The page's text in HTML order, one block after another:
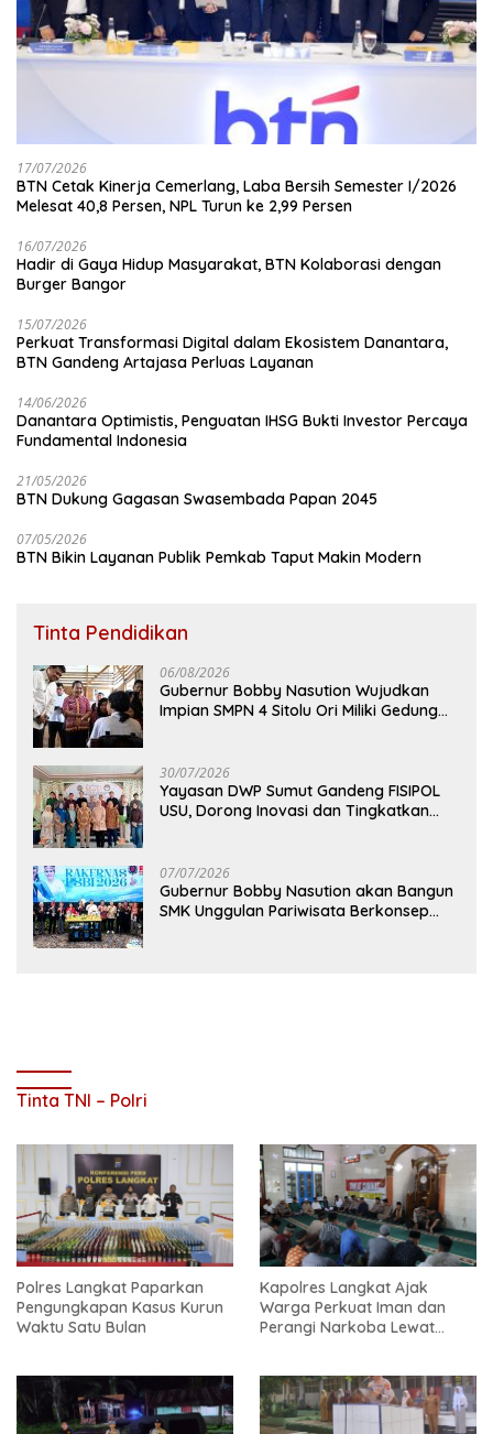
17/07/2026
BTN Cetak Kinerja Cemerlang, Laba Bersih Semester I/2026
Melesat 40,8 Persen, NPL Turun ke 2,99 Persen
16/07/2026
Hadir di Gaya Hidup Masyarakat, BTN Kolaborasi dengan
Burger Bangor
15/07/2026
Perkuat Transformasi Digital dalam Ekosistem Danantara,
BTN Gandeng Artajasa Perluas Layanan
14/06/2026
Danantara Optimistis, Penguatan IHSG Bukti Investor Percaya
Fundamental Indonesia
21/05/2026
BTN Dukung Gagasan Swasembada Papan 2045
07/05/2026
BTN Bikin Layanan Publik Pemkab Taput Makin Modern
Tinta Pendidikan
06/08/2026
Gubernur Bobby Nasution Wujudkan
Impian SMPN 4 Sitolu Ori Miliki Gedung
30/07/2026
Yayasan DWP Sumut Gandeng FISIPOL
USU, Dorong Inovasi dan Tingkatkan
07/07/2026
Gubernur Bobby Nasution akan Bangun
SMK Unggulan Pariwisata Berkonsep
Tinta TNI – Polri
Polres Langkat Paparkan
Pengungkapan Kasus Kurun
Waktu Satu Bulan
Kapolres Langkat Ajak
Warga Perkuat Iman dan
Perangi Narkoba Lewat